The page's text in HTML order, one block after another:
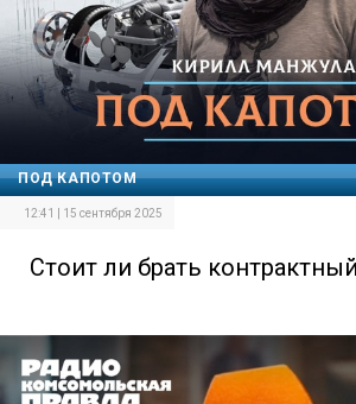
ПОД КАПОТОМ
12:41 | 15 сентября 2025
Стоит ли брать